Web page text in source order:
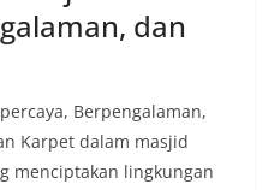
dan
Berpengalaman,
Karpet dalam masjid
menciptakan lingkungan